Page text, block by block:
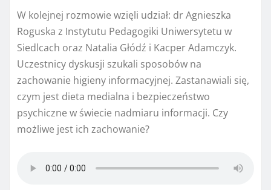
W kolejnej rozmowie wzięli udział: dr Agnieszka
Roguska z Instytutu Pedagogiki Uniwersytetu w
Siedlcach oraz Natalia Głódź i Kacper Adamczyk.
Uczestnicy dyskusji szukali sposobów na
zachowanie higieny informacyjnej. Zastanawiali się,
czym jest dieta medialna i bezpieczeństwo
psychiczne w świecie nadmiaru informacji. Czy
możliwe jest ich zachowanie?